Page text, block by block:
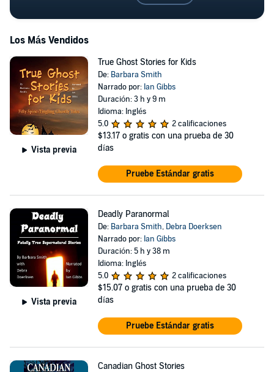
Los Más Vendidos
Vista previa
True Ghost Stories for Kids
De: Barbara Smith
Narrado por: Ian Gibbs
Duración: 3 h y 9 m
Idioma: Inglés
5.0
2 calificaciones
$13.17 o gratis con una prueba de 30
días
Pruebe Estándar gratis
Vista previa
Deadly Paranormal
De: Barbara Smith, Debra Doerksen
Narrado por: Ian Gibbs
Duración: 5 h y 38 m
Idioma: Inglés
5.0
2 calificaciones
$15.07 o gratis con una prueba de 30
días
Pruebe Estándar gratis
Canadian Ghost Stories